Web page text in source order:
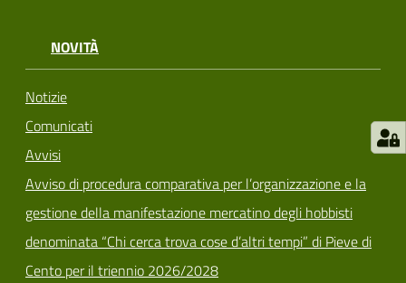
NOVITÀ
Notizie
Comunicati
Avvisi
Avviso di procedura comparativa per l’organizzazione e la
gestione della manifestazione mercatino degli hobbisti
denominata “Chi cerca trova cose d’altri tempi” di Pieve di
Cento per il triennio 2026/2028